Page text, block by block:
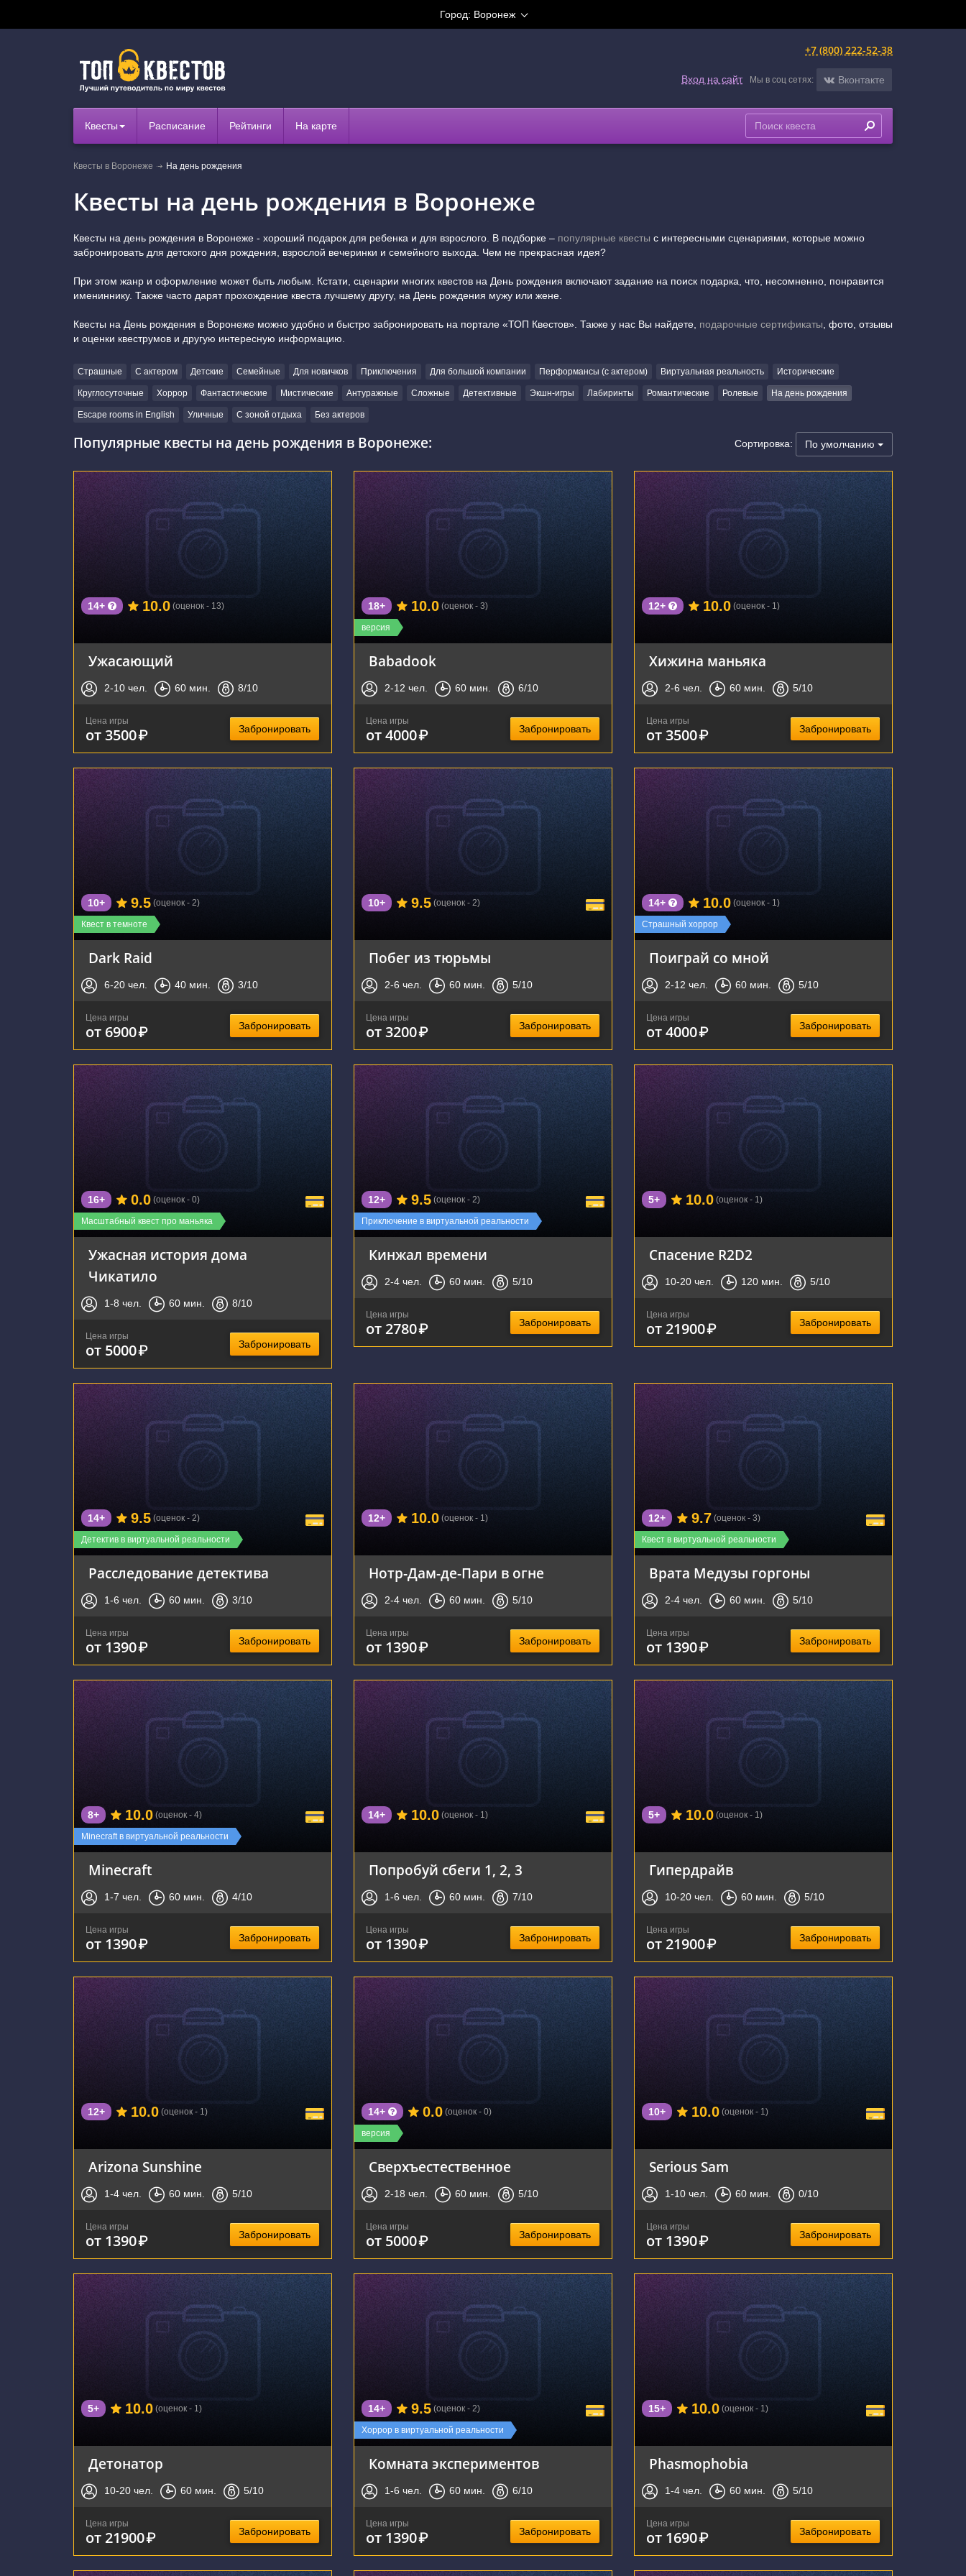
Город: Воронеж
+7 (800) 222-52-38
Вход на сайт Мы в соц сетях: Вконтакте
Квесты Расписание Рейтинги На карте
Квесты в Воронеже На день рождения
Квесты на день рождения в Воронеже
Квесты на день рождения в Воронеже - хороший подарок для ребенка и для взрослого. В подборке – популярные квесты с интересными сценариями, которые можно
забронировать для детского дня рождения, взрослой вечеринки и семейного выхода. Чем не прекрасная идея?
При этом жанр и оформление может быть любым. Кстати, сценарии многих квестов на День рождения включают задание на поиск подарка, что, несомненно, понравится
имениннику. Также часто дарят прохождение квеста лучшему другу, на День рождения мужу или жене.
Квесты на День рождения в Воронеже можно удобно и быстро забронировать на портале «ТОП Квестов». Также у нас Вы найдете, подарочные сертификаты , фото, отзывы
и оценки квеструмов и другую интересную информацию.
Страшные С актером Детские Семейные Для новичков Приключения Для большой компании Перформансы (с актером) Виртуальная реальность Исторические
Круглосуточные Хоррор Фантастические Мистические Антуражные Сложные Детективные Экшн-игры Лабиринты Романтические Ролевые На день рождения
Escape rooms in English Уличные С зоной отдыха Без актеров
Популярные квесты на день рождения в Воронеже: Сортировка: По умолчанию
г. Воронеж, улица Домостроителей, 57
14+ 10.0 (оценок - 13)
Ужасающий
2-10 чел. 60 мин. 8/10
Цена игры
от 3500₽ Забронировать
г. Воронеж, Плехановская улица, 52
версия
18+ 10.0 (оценок - 3)
Babadook
2-12 чел. 60 мин. 6/10
Цена игры
от 4000₽ Забронировать
г. Воронеж, улица Лидии Рябцевой, 54
12+ 10.0 (оценок - 1)
Хижина маньяка
2-6 чел. 60 мин. 5/10
Цена игры
от 3500₽ Забронировать
г. Воронеж, улица Фридриха Энгельса, 64А
Квест в темноте
10+ 9.5 (оценок - 2)
Dark Raid
6-20 чел. 40 мин. 3/10
Цена игры
от 6900₽ Забронировать
г. Воронеж, улица Владимира Невского, 24А
10+ 9.5 (оценок - 2)
Побег из тюрьмы
2-6 чел. 60 мин. 5/10
Цена игры
от 3200₽ Забронировать
г. Воронеж, Плехановская улица, 52
Страшный хоррор
14+ 10.0 (оценок - 1)
Поиграй со мной
2-12 чел. 60 мин. 5/10
Цена игры
от 4000₽ Забронировать
г. Воронеж, Арсенальная улица, 4А
Масштабный квест про маньяка
16+ 0.0 (оценок - 0)
Ужасная история дома
Чикатило
1-8 чел. 60 мин. 8/10
Цена игры
от 5000₽ Забронировать
г. Воронеж, улица Фридриха Энгельса, 64А
Приключение в виртуальной реальности
12+ 9.5 (оценок - 2)
Кинжал времени
2-4 чел. 60 мин. 5/10
Цена игры
от 2780₽ Забронировать
г. Воронеж, улица Фридриха Энгельса, 64А
5+ 10.0 (оценок - 1)
Спасение R2D2
10-20 чел. 120 мин. 5/10
Цена игры
от 21900₽ Забронировать
г. Воронеж, улица Фридриха Энгельса, 64А
Детектив в виртуальной реальности
14+ 9.5 (оценок - 2)
Расследование детектива
1-6 чел. 60 мин. 3/10
Цена игры
от 1390₽ Забронировать
г. Воронеж, улица Фридриха Энгельса, 64А
12+ 10.0 (оценок - 1)
Нотр-Дам-де-Пари в огне
2-4 чел. 60 мин. 5/10
Цена игры
от 1390₽ Забронировать
г. Воронеж, улица Фридриха Энгельса, 64А
Квест в виртуальной реальности
12+ 9.7 (оценок - 3)
Врата Медузы горгоны
2-4 чел. 60 мин. 5/10
Цена игры
от 1390₽ Забронировать
г. Воронеж, улица Фридриха Энгельса, 64А
Minecraft в виртуальной реальности
8+ 10.0 (оценок - 4)
Minecraft
1-7 чел. 60 мин. 4/10
Цена игры
от 1390₽ Забронировать
г. Воронеж, улица Фридриха Энгельса, 64А
14+ 10.0 (оценок - 1)
Попробуй сбеги 1, 2, 3
1-6 чел. 60 мин. 7/10
Цена игры
от 1390₽ Забронировать
г. Воронеж, улица Фридриха Энгельса, 64А
5+ 10.0 (оценок - 1)
Гипердрайв
10-20 чел. 60 мин. 5/10
Цена игры
от 21900₽ Забронировать
г. Воронеж, улица Фридриха Энгельса, 64А
12+ 10.0 (оценок - 1)
Arizona Sunshine
1-4 чел. 60 мин. 5/10
Цена игры
от 1390₽ Забронировать
г. Воронеж, улица Свободы, 59А
версия
14+ 0.0 (оценок - 0)
Сверхъестественное
2-18 чел. 60 мин. 5/10
Цена игры
от 5000₽ Забронировать
г. Воронеж, улица Фридриха Энгельса, 64А
10+ 10.0 (оценок - 1)
Serious Sam
1-10 чел. 60 мин. 0/10
Цена игры
от 1390₽ Забронировать
г. Воронеж, улица Фридриха Энгельса, 64А
5+ 10.0 (оценок - 1)
Детонатор
10-20 чел. 60 мин. 5/10
Цена игры
от 21900₽ Забронировать
г. Воронеж, улица Фридриха Энгельса, 64А
Хоррор в виртуальной реальности
14+ 9.5 (оценок - 2)
Комната экспериментов
1-6 чел. 60 мин. 6/10
Цена игры
от 1390₽ Забронировать
г. Воронеж, улица Фридриха Энгельса, 64А
15+ 10.0 (оценок - 1)
Phasmophobia
1-4 чел. 60 мин. 5/10
Цена игры
от 1690₽ Забронировать